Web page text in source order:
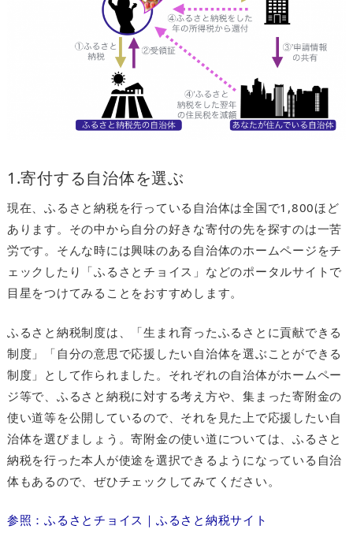
1.寄付する自治体を選ぶ
現在、ふるさと納税を行っている自治体は全国で1,800ほど
あります。その中から自分の好きな寄付の先を探すのは一苦
労です。そんな時には興味のある自治体のホームページをチ
ェックしたり「ふるさとチョイス」などのポータルサイトで
目星をつけてみることをおすすめします。
ふるさと納税制度は、「生まれ育ったふるさとに貢献できる
制度」「自分の意思で応援したい自治体を選ぶことができる
制度」として作られました。それぞれの自治体がホームペー
ジ等で、ふるさと納税に対する考え方や、集まった寄附金の
使い道等を公開しているので、それを見た上で応援したい自
治体を選びましょう。寄附金の使い道については、ふるさと
納税を行った本人が使途を選択できるようになっている自治
体もあるので、ぜひチェックしてみてください。
参照：ふるさとチョイス｜ふるさと納税サイト